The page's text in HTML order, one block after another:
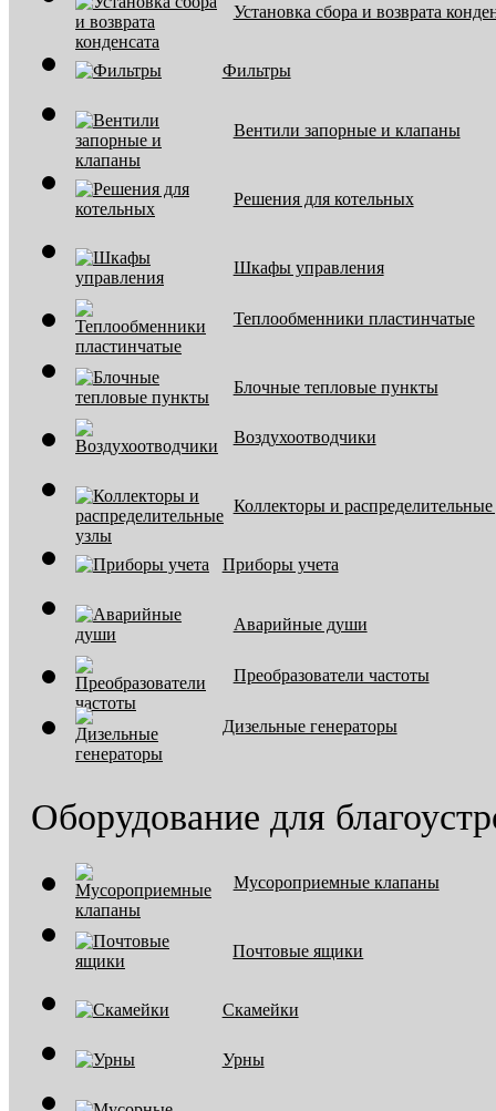
Установка сбора и возврата
Фильтры
Вентили запорные и клапаны
Решения для котельных
Шкафы управления
Теплообменники пластинчатые
Блочные тепловые пункты
Воздухоотводчики
Коллекторы и
Приборы учета
Аварийные души
Преобразователи частоты
Дизельные генераторы
Оборудование для
Мусороприемные клапаны
Почтовые ящики
Скамейки
Урны